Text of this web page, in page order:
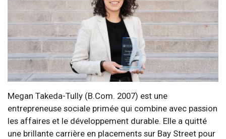
Megan Takeda-Tully (B.Com. 2007) est une
entrepreneuse sociale primée qui combine avec passion
les affaires et le développement durable. Elle a quitté
une brillante carrière en placements sur Bay Street pour